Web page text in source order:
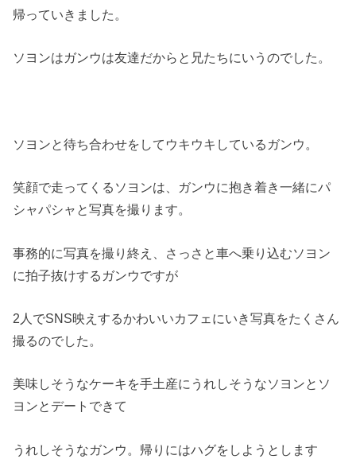
帰っていきました。
ソヨンはガンウは友達だからと兄たちにいうのでした。
ソヨンと待ち合わせをしてウキウキしているガンウ。
笑顔で走ってくるソヨンは、ガンウに抱き着き一緒にパ
シャパシャと写真を撮ります。
事務的に写真を撮り終え、さっさと車へ乗り込むソヨン
に拍子抜けするガンウですが
2人でSNS映えするかわいいカフェにいき写真をたくさん
撮るのでした。
美味しそうなケーキを手土産にうれしそうなソヨンとソ
ヨンとデートできて
うれしそうなガンウ。帰りにはハグをしようとします